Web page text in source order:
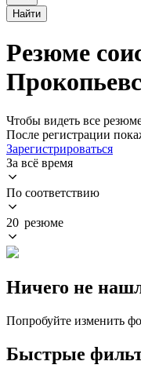
Найти
Резюме
Чтобы видеть все
После регистрации
Зарегистрироваться
За всё время
По соответствию
20 резюме
Ничего не
Попробуйте изменить
Быстрые